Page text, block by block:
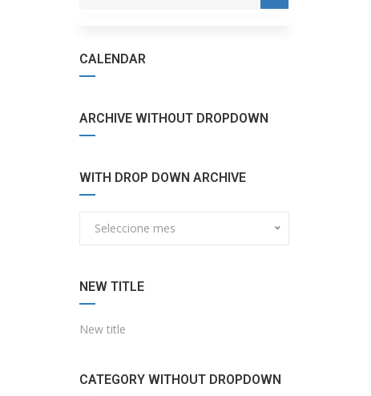
CALENDAR
ARCHIVE WITHOUT DROPDOWN
WITH DROP DOWN ARCHIVE
Seleccione mes
NEW TITLE
New title
CATEGORY WITHOUT DROPDOWN